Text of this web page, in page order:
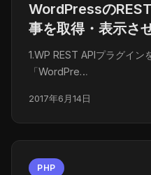
WordPressの
事を取得・表示さ
1.WP REST APIプラグイン
「WordPre…
2017年6月14日
PHP